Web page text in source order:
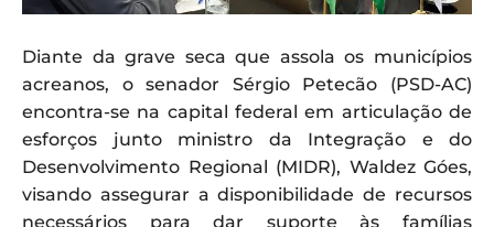
Diante da grave seca que assola os municípios
acreanos, o senador Sérgio Petecão (PSD-AC)
encontra-se na capital federal em articulação de
esforços junto ministro da Integração e do
Desenvolvimento Regional (MIDR), Waldez Góes,
visando assegurar a disponibilidade de recursos
necessários para dar suporte às famílias